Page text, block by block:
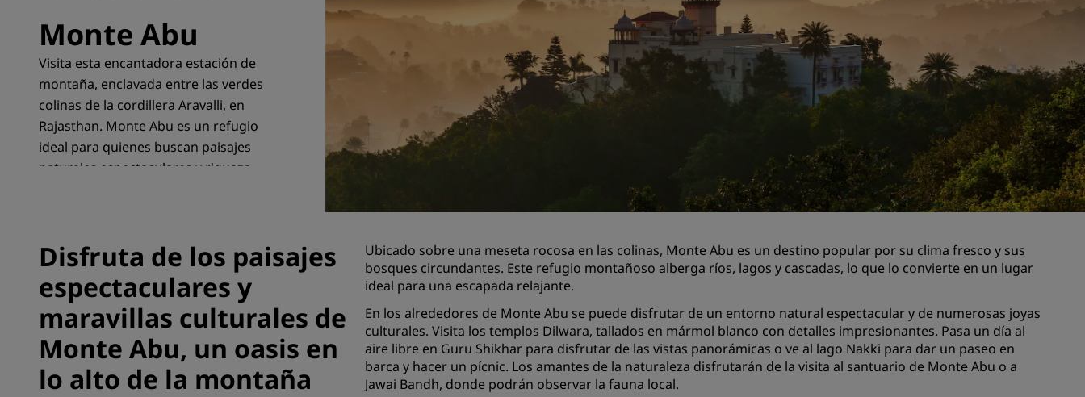
Hoteles en el aeropuerto
Hoteles nuevos y de próxima
apertura
Reuniones y eventos
Reserva un espacio de reuniones
Destinos para eventos
Buscar vuelos
Restaurantes
Buscar restaurantes
Consultar nuestros paquetes
Ideas de viaje
Hoteles para familias
Rad Pets
Espacios para celebración de
bodas
Estancias sostenibles
deportivos
Viajeros de negocios
Visita nuestro blog
Radisson Rewards
Monte Abu
Visita esta encantadora estación de
montaña, enclavada entre las verdes
colinas de la cordillera Aravalli, en
Rajasthan. Monte Abu es un refugio
ideal para quienes buscan paisajes
naturales espectaculares y riqueza
Disfruta de los paisajes
espectaculares y
maravillas culturales de
Monte Abu, un oasis en
lo alto de la montaña
Ubicado sobre una meseta rocosa en las colinas, Monte Abu es un destino popular por su clima fresco y sus
bosques circundantes. Este refugio montañoso alberga ríos, lagos y cascadas, lo que lo convierte en un lugar
ideal para una escapada relajante.
En los alrededores de Monte Abu se puede disfrutar de un entorno natural espectacular y de numerosas joyas
culturales. Visita los templos Dilwara, tallados en mármol blanco con detalles impresionantes. Pasa un día al
aire libre en Guru Shikhar para disfrutar de las vistas panorámicas o ve al lago Nakki para dar un paseo en
barca y hacer un pícnic. Los amantes de la naturaleza disfrutarán de la visita al santuario de Monte Abu o a
Jawai Bandh, donde podrán observar la fauna local.